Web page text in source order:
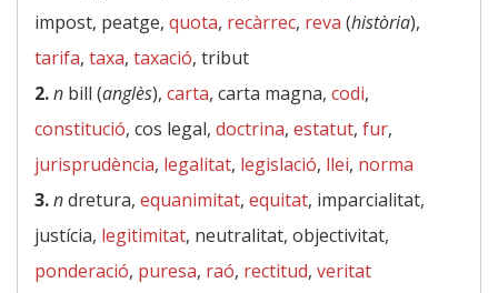
impost, peatge, quota, recàrrec, reva (història),
tarifa, taxa, taxació, tribut
2.n bill (anglès), carta, carta magna, codi,
constitució, cos legal, doctrina, estatut, fur,
jurisprudència, legalitat, legislació, llei, norma
3.ndretura, equanimitat, equitat, imparcialitat,
justícia, legitimitat, neutralitat, objectivitat,
ponderació, puresa, raó, rectitud, veritat